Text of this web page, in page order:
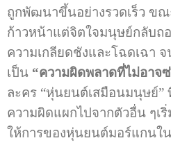
ถูกพัฒนาขึ้นอย่างรวดเร็ว ข
ก้าวหน้าแต่จิตใจมนุษย์กลับถ
ความเกลียดชังและโฉดเฉา
เป็น “ความผิดพลาดที่ไม่อาจ
ละคร “หุ่นยนต์เสมือนมนุษย์”
ความผิดแผกไปจากตัวอื่น ๆเ
ให้การของหุ่นยนต์มอร์แกนใ